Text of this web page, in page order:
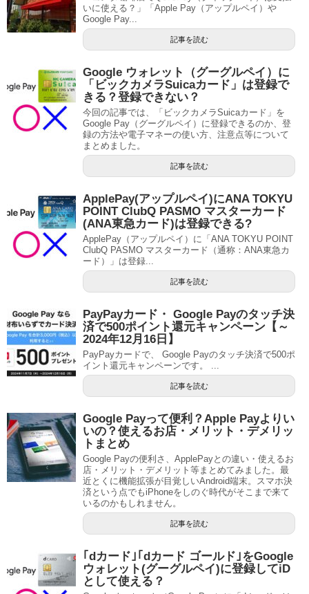
いに使える？」「Apple Pay（アップルペイ）や
Google Pay...
記事を読む
Google ウォレット（グーグルペイ）に
「ビックカメラSuicaカード」は登録で
きる？登録できない？
今回の記事では、「ビックカメラSuicaカード」を
Google Pay（グーグルペイ）に登録できるのか、登
録の方法や電子マネーの使い方、注意点等について
まとめました。
記事を読む
ApplePay(アップルペイ)にANA TOKYU
POINT ClubQ PASMO マスターカード
(ANA東急カード)は登録できる?
ApplePay（アップルペイ）に「ANA TOKYU POINT
ClubQ PASMO マスターカード（通称：ANA東急カ
ード）」は登録...
記事を読む
PayPayカード・ Google Payのタッチ決
済で500ポイント還元キャンペーン【～
2024年12月16日】
PayPayカードで、 Google Payのタッチ決済で500ポ
イント還元キャンペーンです。 ...
記事を読む
Google Payって便利？Apple Payよりい
いの？使えるお店・メリット・デメリッ
トまとめ
Google Payの便利さ、ApplePayとの違い・使えるお
店・メリット・デメリット等まとめてみました。最
近とくに機能拡張が目覚しいAndroid端末。スマホ決
済という点でもiPhoneをしのぐ時代がそこまで来て
いるのかもしれません。
記事を読む
｢dカード｣｢dカード ゴールド｣をGoogle
ウォレット(グーグルペイ)に登録してiD
として使える？